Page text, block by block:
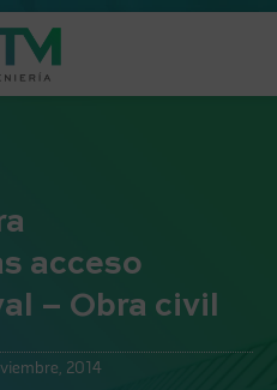
acceso
– Obra civil
2014